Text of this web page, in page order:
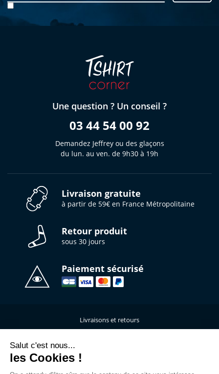
Une question ? Un conseil ?
03 44 54 00 92
Demandez Jeffrey ou des glaçons
du lun. au ven. de 9h30 à 19h
Livraison gratuite
à partir de 59€ en France Métropolitaine
Retour produit
sous 30 jours
Paiement sécurisé
Livraisons et retours
Qui sommes-nous ?
Salut c'est nous...
les Cookies !